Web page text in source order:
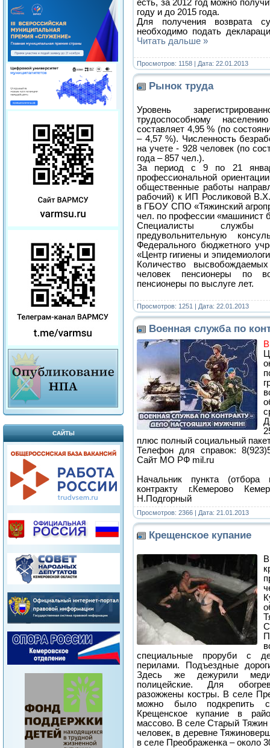
САЙТЫ
есть, за 2012 год можно
году и до 2015 года.
Для получения возврата
необходимо подать
Читать дальше »
Просмотров: 1158 | Дата: 22.01.2013
Рынок труда
Уровень
трудоспособному
составляет 4,95 % (по
– 4,57 %). Численность
на учете - 928 человек (по
года – 857 чел.).
За период с 9 по 21
профессиональной
общественные работы
рабочий) к ИП Росликовой
в ГБОУ СПО «Тяжинский
чел. по профессии «машинист
Специалисты службы
предувольнительную
Федерального бюджетного
«Центр гигиены и
Количество
человек пенсионеры по
пенсионеры по выслуге лет.
Просмотров: 1251 | Дата: 22.01.2013
Военная служба по
плюс полный социальный
Телефон для справок:
Сайт МО РФ mil.ru
Начальник пункта
контракту г.Кемерово
Н.Подгорный
Просмотров: 2366 | Дата: 21.01.2013
Крещенское купание
специальные проруби с
перилами. Подъездные
Здесь же дежурили
полицейские. Для
разожжены костры. В селе
можно было подкрепить
Крещенское купание в
массово. В селе Старый
человек, в деревне
в селе Преображенка – около